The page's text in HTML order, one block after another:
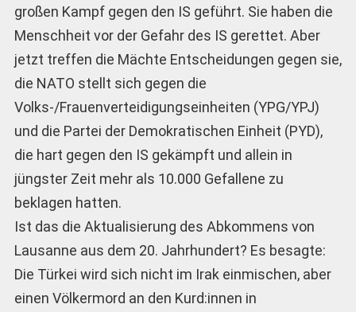
großen Kampf gegen den IS geführt. Sie haben die
Menschheit vor der Gefahr des IS gerettet. Aber
jetzt treffen die Mächte Entscheidungen gegen sie,
die NATO stellt sich gegen die
Volks-/Frauenverteidigungseinheiten (YPG/YPJ)
und die Partei der Demokratischen Einheit (PYD),
die hart gegen den IS gekämpft und allein in
jüngster Zeit mehr als 10.000 Gefallene zu
beklagen hatten.
Ist das die Aktualisierung des Abkommens von
Lausanne aus dem 20. Jahrhundert? Es besagte:
Die Türkei wird sich nicht im Irak einmischen, aber
einen Völkermord an den Kurd:innen in